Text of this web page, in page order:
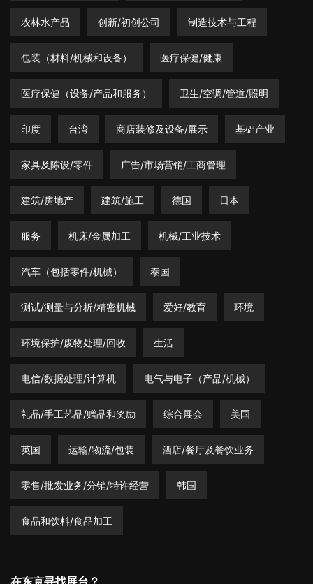
农林水产品 创新/初创公司 制造技术与工程
包装（材料/机械和设备） 医疗保健/健康
医疗保健（设备/产品和服务） 卫生/空调/管道/照明
印度 台湾 商店装修及设备/展示 基础产业
家具及陈设/零件 广告/市场营销/工商管理
建筑/房地产 建筑/施工 德国 日本
服务 机床/金属加工 机械/工业技术
汽车（包括零件/机械） 泰国
测试/测量与分析/精密机械 爱好/教育 环境
环境保护/废物处理/回收 生活
电信/数据处理/计算机 电气与电子（产品/机械）
礼品/手工艺品/赠品和奖励 综合展会 美国
英国 运输/物流/包装 酒店/餐厅及餐饮业务
零售/批发业务/分销/特许经营 韩国
食品和饮料/食品加工